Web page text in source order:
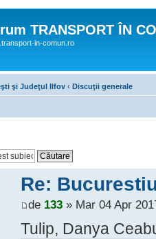
TRANSPORT ÎN
in-comun.ro
şi Judeţul Ilfov ‹ Discuţii generale
Re:
de 133» Mar 04 Apr
Tulip, Danya